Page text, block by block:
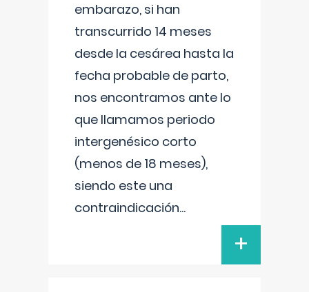
embarazo, si han
transcurrido 14 meses
desde la cesárea hasta la
fecha probable de parto,
nos encontramos ante lo
que llamamos periodo
intergenésico corto
(menos de 18 meses),
siendo este una
contraindicación...
+